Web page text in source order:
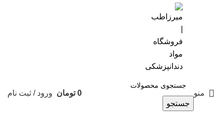
منو
جستجو
0 تومان ورود / ثبت نام